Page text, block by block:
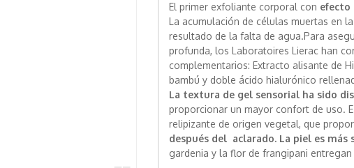
El primer exfoliante corporal con efecto
La acumulación de células muertas en
resultado de la falta de agua.Para
profunda, los Laboratoires Lierac han
complementarios: Extracto alisante de
bambú y doble ácido hialurónico
La textura de gel sensorial ha sido
proporcionar un mayor confort de uso.
relipizante de origen vegetal, que
después del aclarado. La piel es más
gardenia y la flor de frangipani entregan